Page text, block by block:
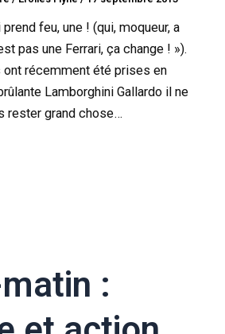
feu, une ! (qui, moqueur, a
pas une Ferrari, ça change ! »).
ont récemment été prises en
Lamborghini Gallardo il ne
rester grand chose…
: